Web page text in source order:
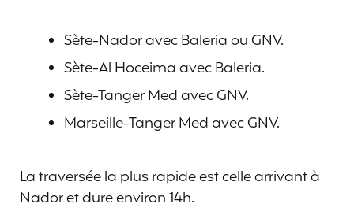
Sète-Nador avec Baleria ou GNV.
Sète-Al Hoceima avec Baleria.
Sète-Tanger Med avec GNV.
Marseille-Tanger Med avec GNV.
La traversée la plus rapide est celle arrivant à
Nador et dure environ 14h.